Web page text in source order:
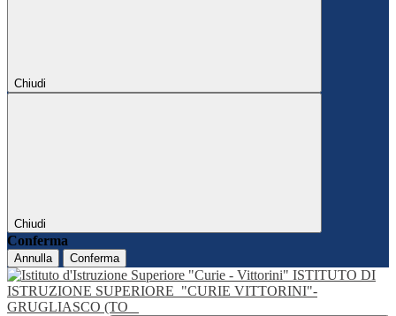
Chiudi
Chiudi
Conferma
Annulla Conferma
ISTITUTO DI
ISTRUZIONE SUPERIORE "CURIE VITTORINI"-
GRUGLIASCO (TO